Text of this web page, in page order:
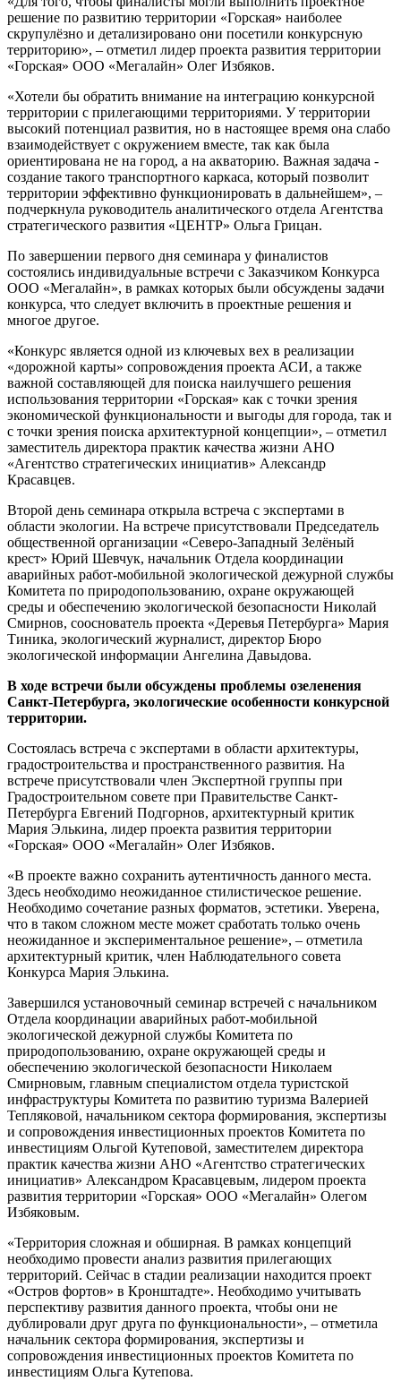
решение по развитию территории «Горская» наиболее
скрупулёзно и детализировано они посетили конкурсную
территорию», – отметил лидер проекта развития территории
«Горская» ООО «Мегалайн» Олег Избяков.
«Хотели бы обратить внимание на интеграцию конкурсной
территории с прилегающими территориями. У территории
высокий потенциал развития, но в настоящее время она слабо
взаимодействует с окружением вместе, так как была
ориентирована не на город, а на акваторию. Важная задача -
создание такого транспортного каркаса, который позволит
территории эффективно функционировать в дальнейшем», –
подчеркнула руководитель аналитического отдела Агентства
стратегического развития «ЦЕНТР» Ольга Грицан.
По завершении первого дня семинара у финалистов
состоялись индивидуальные встречи с Заказчиком Конкурса
ООО «Мегалайн», в рамках которых были обсуждены задачи
конкурса, что следует включить в проектные решения и
многое другое.
«Конкурс является одной из ключевых вех в реализации
«дорожной карты» сопровождения проекта АСИ, а также
важной составляющей для поиска наилучшего решения
использования территории «Горская» как с точки зрения
экономической функциональности и выгоды для города, так и
с точки зрения поиска архитектурной концепции», – отметил
заместитель директора практик качества жизни АНО
«Агентство стратегических инициатив» Александр
Красавцев.
Второй день семинара открыла встреча с экспертами в
области экологии. На встрече присутствовали Председатель
общественной организации «Северо-Западный Зелёный
крест» Юрий Шевчук, начальник Отдела координации
аварийных работ-мобильной экологической дежурной службы
Комитета по природопользованию, охране окружающей
среды и обеспечению экологической безопасности Николай
Смирнов, сооснователь проекта «Деревья Петербурга» Мария
Тиника, экологический журналист, директор Бюро
экологической информации Ангелина Давыдова.
В ходе встречи были обсуждены проблемы озеленения
Санкт-Петербурга, экологические особенности конкурсной
территории.
Состоялась встреча с экспертами в области архитектуры,
градостроительства и пространственного развития. На
встрече присутствовали член Экспертной группы при
Градостроительном совете при Правительстве Санкт-
Петербурга Евгений Подгорнов, архитектурный критик
Мария Элькина, лидер проекта развития территории
«Горская» ООО «Мегалайн» Олег Избяков.
«В проекте важно сохранить аутентичность данного места.
Здесь необходимо неожиданное стилистическое решение.
Необходимо сочетание разных форматов, эстетики. Уверена,
что в таком сложном месте может сработать только очень
неожиданное и экспериментальное решение», – отметила
архитектурный критик, член Наблюдательного совета
Конкурса Мария Элькина.
Завершился установочный семинар встречей с начальником
Отдела координации аварийных работ-мобильной
экологической дежурной службы Комитета по
природопользованию, охране окружающей среды и
обеспечению экологической безопасности Николаем
Смирновым, главным специалистом отдела туристской
инфраструктуры Комитета по развитию туризма Валерией
Тепляковой, начальником сектора формирования, экспертизы
и сопровождения инвестиционных проектов Комитета по
инвестициям Ольгой Кутеповой, заместителем директора
практик качества жизни АНО «Агентство стратегических
инициатив» Александром Красавцевым, лидером проекта
развития территории «Горская» ООО «Мегалайн» Олегом
Избяковым.
«Территория сложная и обширная. В рамках концепций
необходимо провести анализ развития прилегающих
территорий. Сейчас в стадии реализации находится проект
«Остров фортов» в Кронштадте». Необходимо учитывать
перспективу развития данного проекта, чтобы они не
дублировали друг друга по функциональности», – отметила
начальник сектора формирования, экспертизы и
сопровождения инвестиционных проектов Комитета по
инвестициям Ольга Кутепова.